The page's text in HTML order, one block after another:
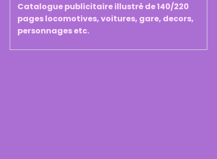
Catalogue publicitaire illustré de 140/220
pages locomotives, voitures, gare, decors,
personnages etc.